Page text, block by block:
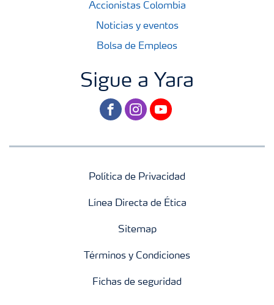
Accionistas Colombia
Noticias y eventos
Bolsa de Empleos
Sigue a Yara
facebookinstagram
youtube
Política de Privacidad
Línea Directa de Ética
Sitemap
Términos y Condiciones
Fichas de seguridad